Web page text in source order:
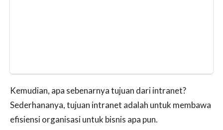
Kemudian, apa sebenarnya tujuan dari intranet?
Sederhananya, tujuan intranet adalah untuk membawa
efisiensi organisasi untuk bisnis apa pun.